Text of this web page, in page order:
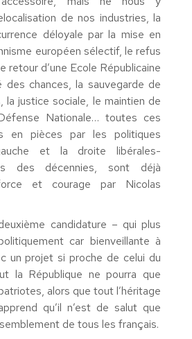
de nos industries, la
déloyale par la mise en
européen sélectif, le refus
retour d’une Ecole Républicaine
des chances, la sauvegarde de
la justice sociale, le maintien de
Nationale… toutes ces
en pièces par les politiques
et la droite libérales-
des décennies, sont déjà
et courage par Nicolas
candidature – qui plus
car bienveillante à
un projet si proche de celui du
la République ne pourra que
alors que tout l’héritage
qu’il n’est de salut que
de tous les français.